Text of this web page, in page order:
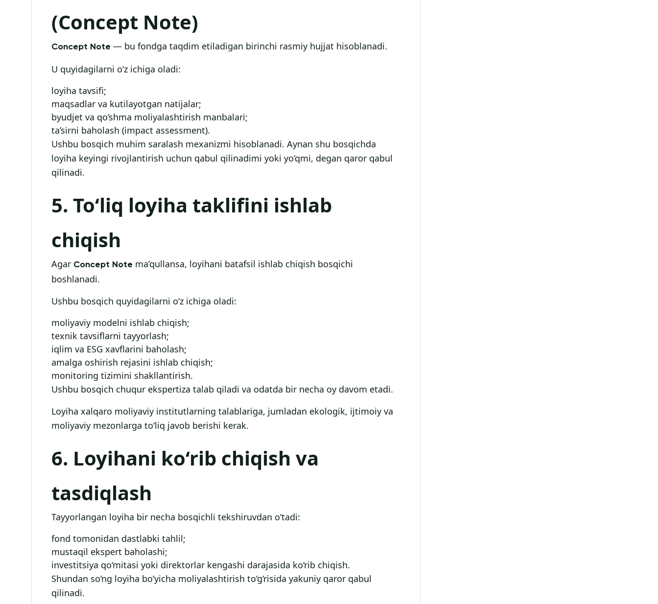
(Concept Note)
Concept Note — bu fondga taqdim etiladigan birinchi rasmiy hujjat hisoblanadi.
U quyidagilarni o‘z ichiga oladi:
loyiha tavsifi;
maqsadlar va kutilayotgan natijalar;
byudjet va qo‘shma moliyalashtirish manbalari;
ta’sirni baholash (impact assessment).
Ushbu bosqich muhim saralash mexanizmi hisoblanadi. Aynan shu bosqichda
loyiha keyingi rivojlantirish uchun qabul qilinadimi yoki yo‘qmi, degan qaror qabul
qilinadi.
5. To‘liq loyiha taklifini ishlab
chiqish
Agar Concept Note ma’qullansa, loyihani batafsil ishlab chiqish bosqichi
boshlanadi.
Ushbu bosqich quyidagilarni o‘z ichiga oladi:
moliyaviy modelni ishlab chiqish;
texnik tavsiflarni tayyorlash;
iqlim va ESG xavflarini baholash;
amalga oshirish rejasini ishlab chiqish;
monitoring tizimini shakllantirish.
Ushbu bosqich chuqur ekspertiza talab qiladi va odatda bir necha oy davom etadi.
Loyiha xalqaro moliyaviy institutlarning talablariga, jumladan ekologik, ijtimoiy va
moliyaviy mezonlarga to‘liq javob berishi kerak.
6. Loyihani ko‘rib chiqish va
tasdiqlash
Tayyorlangan loyiha bir necha bosqichli tekshiruvdan o‘tadi:
fond tomonidan dastlabki tahlil;
mustaqil ekspert baholashi;
investitsiya qo‘mitasi yoki direktorlar kengashi darajasida ko‘rib chiqish.
Shundan so‘ng loyiha bo‘yicha moliyalashtirish to‘g‘risida yakuniy qaror qabul
qilinadi.